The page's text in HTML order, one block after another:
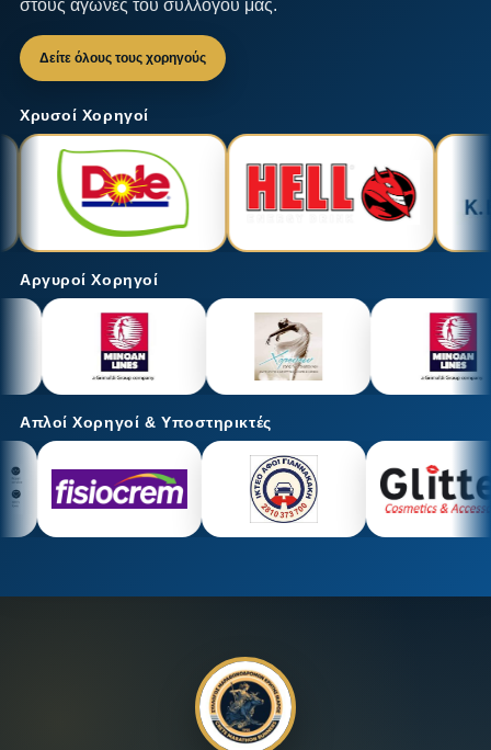
στους αγώνες του συλλόγου μας.
Δείτε όλους τους χορηγούς
Χρυσοί Χορηγοί
Αργυροί Χορηγοί
Απλοί Χορηγοί & Υποστηρικτές